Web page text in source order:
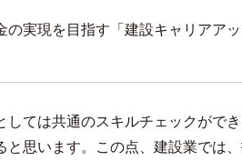
実現を目指す「建設キャリアア
ては共通のスキルチェックがで
思います。この点、建設業では